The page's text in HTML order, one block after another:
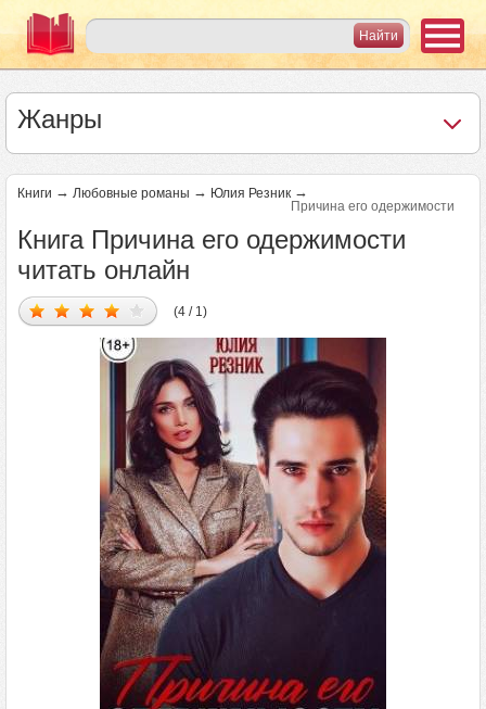
Жанры
Книги → Любовные романы → Юлия Резник →
Причина его одержимости
Книга Причина его одержимости
читать онлайн
(4 / 1)